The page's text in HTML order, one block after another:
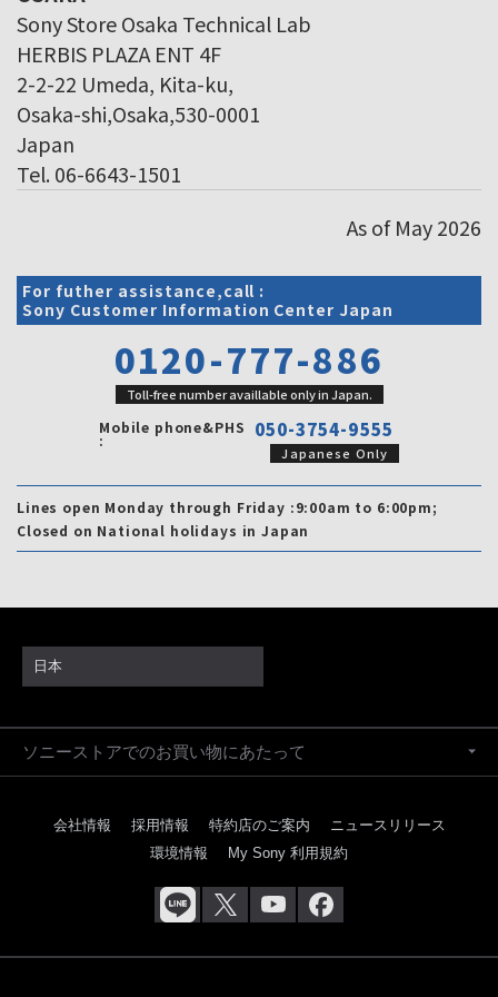
Sony Store Osaka Technical Lab
HERBIS PLAZA ENT 4F
2-2-22 Umeda, Kita-ku,
Osaka-shi,Osaka,530-0001
Japan
Tel. 06-6643-1501
As of May 2026
For futher assistance,call :
Sony Customer Information Center Japan
0120-777-886
Toll-free number availlable only in Japan.
Mobile phone&PHS
: 050-3754-9555
Japanese Only
Lines open Monday through Friday :9:00am to 6:00pm;
Closed on National holidays in Japan
日本
ソニーストアでのお買い物にあたって
会社情報 採用情報 特約店のご案内
ニュースリリース
環境情報
My Sony 利用規約